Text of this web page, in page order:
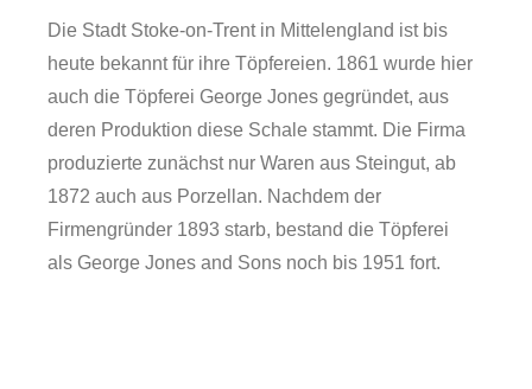
Die Stadt Stoke-on-Trent in Mittelengland ist bis
heute bekannt für ihre Töpfereien. 1861 wurde hier
auch die Töpferei George Jones gegründet, aus
deren Produktion diese Schale stammt. Die Firma
produzierte zunächst nur Waren aus Steingut, ab
1872 auch aus Porzellan. Nachdem der
Firmengründer 1893 starb, bestand die Töpferei
als George Jones and Sons noch bis 1951 fort.